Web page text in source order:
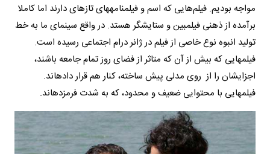
مواجه بودیم. فیلم‌هایی که اسم و فیلمنامه‎های تازه‎ای دارند اما کاملا
برآمده از ذهنی فیلم‎بین و ستایشگر هستد. در واقع سینمای ما به خط
تولید انبوه نوع خاصی از فیلم در ژانر درام اجتماعی رسیده است.
فیلم‎هایی که بیش از آن که متاثر از فضای روز تمام جامعه باشند،
اجزایشان را از روی مدلی پیش ساخته، کنار هم قرار داده‎اند.
فیلم‎هایی با محتوایی ضعیف و محدود، که به شدت فرم‎زده‎اند.